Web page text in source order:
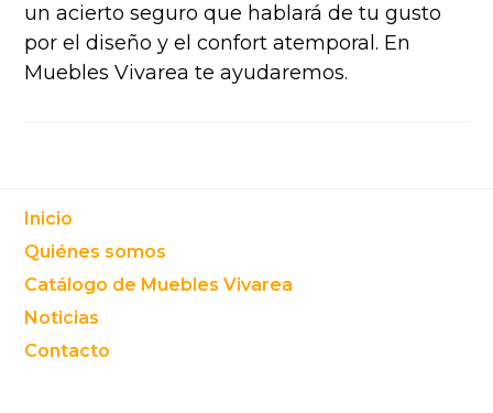
un acierto seguro que hablará de tu gusto
por el diseño y el confort atemporal. En
Muebles Vivarea te ayudaremos.
Footer
Inicio
Quiénes somos
Catálogo de Muebles Vivarea
Noticias
Contacto